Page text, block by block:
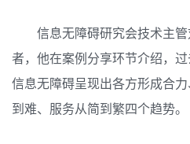
信息无障碍研究会技术主
者，他在案例分享环节介绍，
信息无障碍呈现出各方形成合
到难、服务从简到繁四个趋势。